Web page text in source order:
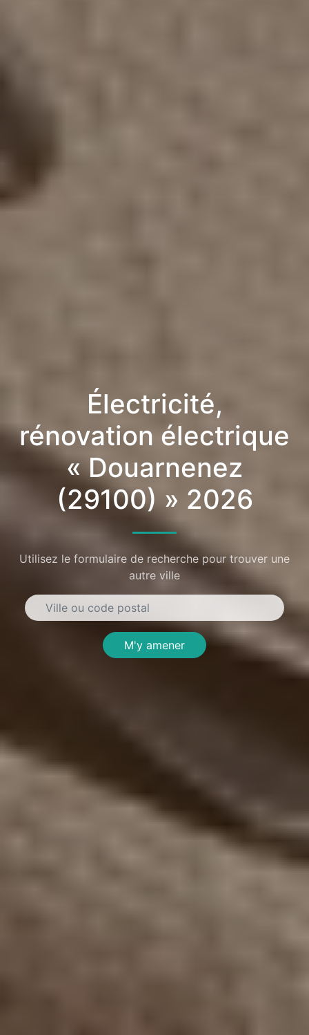
Électricité,
rénovation électrique
« Douarnenez
(29100) » 2026
Utilisez le formulaire de recherche pour trouver une
autre ville
M'y amener